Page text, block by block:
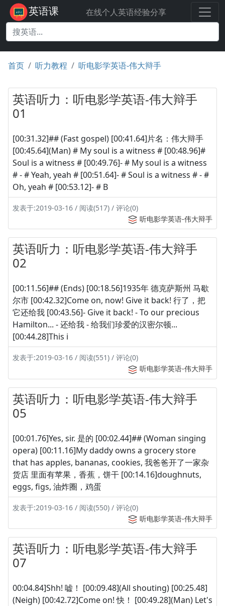
英语课 在线个人英语经验分享
首页 听力教程 听电影学英语-伟大辩手
英语听力：听电影学英语-伟大辩手
01
[00:31.32]## (Fast gospel) [00:41.64]片名：伟大辩手
[00:45.64](Man) # My soul is a witness # [00:48.96]#
Soul is a witness # [00:49.76]- # My soul is a witness
# - # Yeah, yeah # [00:51.64]- # Soul is a witness # - #
Oh, yeah # [00:53.12]- # B
发表于:2019-03-16 / 阅读(517) / 评论(0)
听电影学英语-伟大辩手
英语听力：听电影学英语-伟大辩手
02
[00:11.56]## (Ends) [00:18.56]1935年 德克萨斯州 马歇
尔市 [00:42.32]Come on, now! Give it back! 行了，把
它还给我 [00:43.56]- Give it back! - To our precious
Hamilton... - 还给我 - 给我们珍爱的汉密尔顿...
[00:44.28]This i
发表于:2019-03-16 / 阅读(551) / 评论(0)
听电影学英语-伟大辩手
英语听力：听电影学英语-伟大辩手
05
[00:01.76]Yes, sir. 是的 [00:02.44]## (Woman singing
opera) [00:11.16]My daddy owns a grocery store
that has apples, bananas, cookies, 我爸爸开了一家杂
货店 里面有苹果，香蕉，饼干 [00:14.16]doughnuts,
eggs, figs, 油炸圈，鸡蛋
发表于:2019-03-16 / 阅读(550) / 评论(0)
听电影学英语-伟大辩手
英语听力：听电影学英语-伟大辩手
07
00:04.84]Shh! 嘘！ [00:09.48](All shouting) [00:25.48]
(Neigh) [00:42.72]Come on! 快！ [00:49.28](Man) Let's